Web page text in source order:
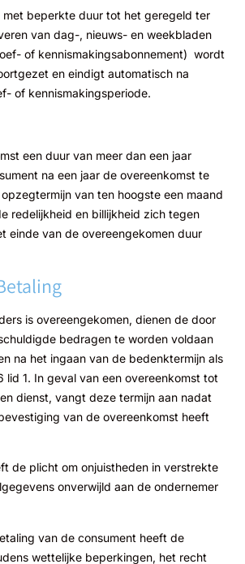
met beperkte duur tot het geregeld ter
van dag-, nieuws- en weekbladen
of kennismakingsabonnement) wordt
en eindigt automatisch na
of kennismakingsperiode.
een duur van meer dan een jaar
na een jaar de overeenkomst te
van ten hoogste een maand
redelijkheid en billijkheid zich tegen
einde van de overeengekomen duur
is overeengekomen, dienen de door
bedragen te worden voldaan
na het ingaan van de bedenktermijn als
lid 1. In geval van een overeenkomst tot
dienst, vangt deze termijn aan nadat
van de overeenkomst heeft
de plicht om onjuistheden in verstrekte
onverwijld aan de ondernemer
van de consument heeft de
wettelijke beperkingen, het recht